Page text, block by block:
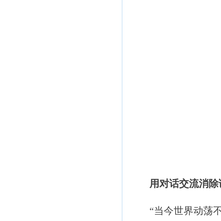
用对话交流消除
“当今世界动荡不